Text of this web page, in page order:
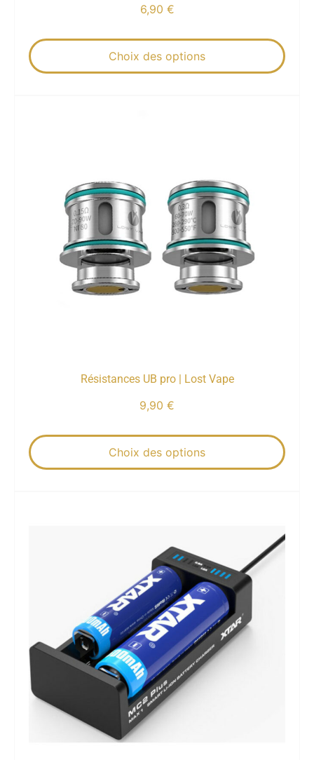
6,90 €
Choix des options
Résistances UB pro | Lost Vape
9,90 €
Choix des options